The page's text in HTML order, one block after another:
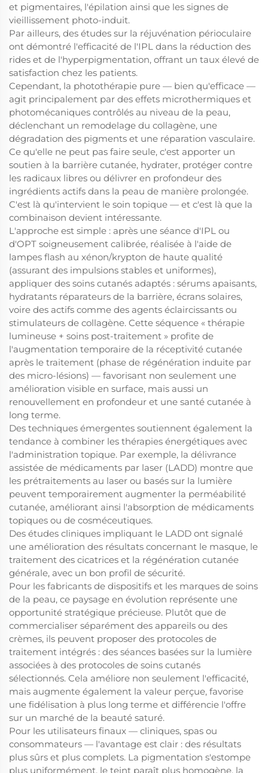
et pigmentaires, l'épilation ainsi que les signes de
vieillissement photo-induit.
Par ailleurs, des études sur la réjuvénation périoculaire
ont démontré l'efficacité de l'IPL dans la réduction des
rides et de l'hyperpigmentation, offrant un taux élevé de
satisfaction chez les patients.
Cependant, la photothérapie pure — bien qu'efficace —
agit principalement par des effets microthermiques et
photomécaniques contrôlés au niveau de la peau,
déclenchant un remodelage du collagène, une
dégradation des pigments et une réparation vasculaire.
Ce qu'elle ne peut pas faire seule, c'est apporter un
soutien à la barrière cutanée, hydrater, protéger contre
les radicaux libres ou délivrer en profondeur des
ingrédients actifs dans la peau de manière prolongée.
C'est là qu'intervient le soin topique — et c'est là que la
combinaison devient intéressante.
L'approche est simple : après une séance d'IPL ou
d'OPT soigneusement calibrée, réalisée à l'aide de
lampes flash au xénon/krypton de haute qualité
(assurant des impulsions stables et uniformes),
appliquer des soins cutanés adaptés : sérums apaisants,
hydratants réparateurs de la barrière, écrans solaires,
voire des actifs comme des agents éclaircissants ou
stimulateurs de collagène. Cette séquence « thérapie
lumineuse + soins post-traitement » profite de
l'augmentation temporaire de la réceptivité cutanée
après le traitement (phase de régénération induite par
des micro-lésions) — favorisant non seulement une
amélioration visible en surface, mais aussi un
renouvellement en profondeur et une santé cutanée à
long terme.
Des techniques émergentes soutiennent également la
tendance à combiner les thérapies énergétiques avec
l'administration topique. Par exemple, la délivrance
assistée de médicaments par laser (LADD) montre que
les prétraitements au laser ou basés sur la lumière
peuvent temporairement augmenter la perméabilité
cutanée, améliorant ainsi l'absorption de médicaments
topiques ou de cosméceutiques.
Des études cliniques impliquant le LADD ont signalé
une amélioration des résultats concernant le masque, le
traitement des cicatrices et la régénération cutanée
générale, avec un bon profil de sécurité.
Pour les fabricants de dispositifs et les marques de soins
de la peau, ce paysage en évolution représente une
opportunité stratégique précieuse. Plutôt que de
commercialiser séparément des appareils ou des
crèmes, ils peuvent proposer des protocoles de
traitement intégrés : des séances basées sur la lumière
associées à des protocoles de soins cutanés
sélectionnés. Cela améliore non seulement l'efficacité,
mais augmente également la valeur perçue, favorise
une fidélisation à plus long terme et différencie l'offre
sur un marché de la beauté saturé.
Pour les utilisateurs finaux — cliniques, spas ou
consommateurs — l'avantage est clair : des résultats
plus sûrs et plus complets. La pigmentation s'estompe
plus uniformément, le teint paraît plus homogène, la